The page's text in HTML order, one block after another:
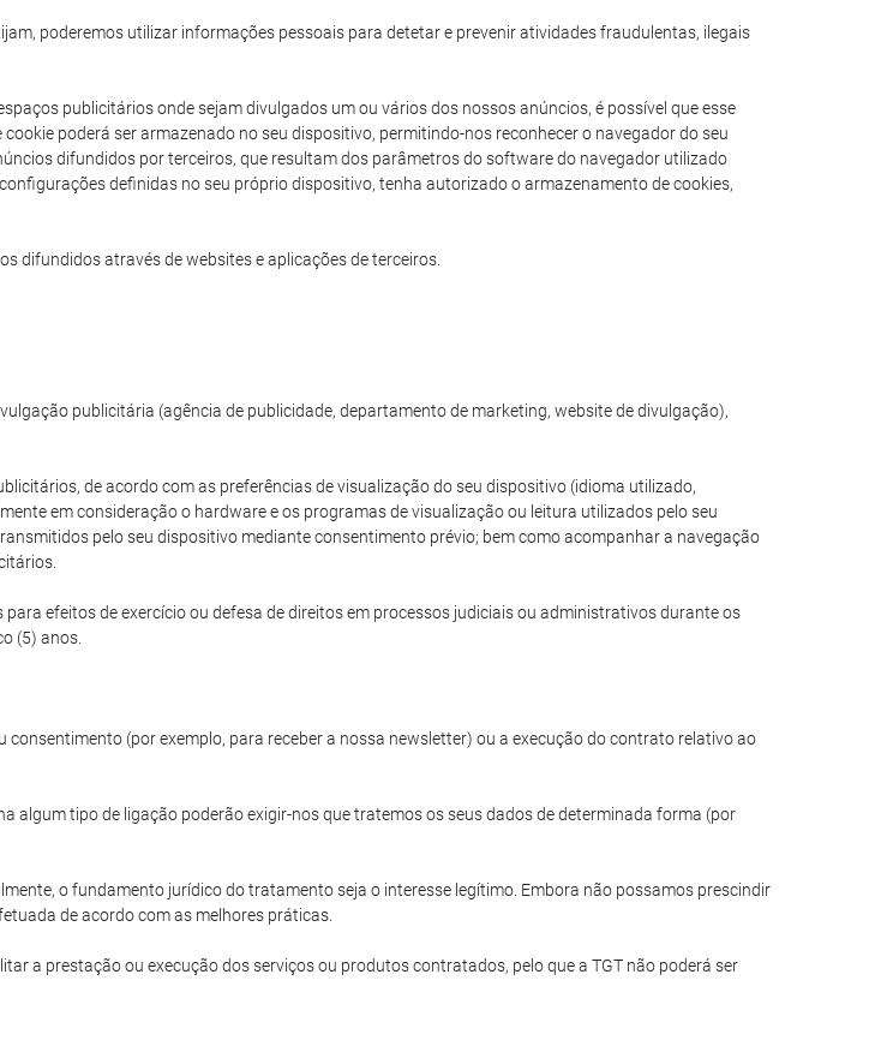
poderemos utilizar informações pessoais para detetar e prevenir atividades fraudulentas, ilegais
publicitários onde sejam divulgados um ou vários dos nossos anúncios, é possível que esse
poderá ser armazenado no seu dispositivo, permitindo-nos reconhecer o navegador do seu
difundidos por terceiros, que resultam dos parâmetros do software do navegador utilizado
definidas no seu próprio dispositivo, tenha autorizado o armazenamento de cookies,
difundidos através de websites e aplicações de terceiros.
publicitária (agência de publicidade, departamento de marketing, website de divulgação),
de acordo com as preferências de visualização do seu dispositivo (idioma utilizado,
em consideração o hardware e os programas de visualização ou leitura utilizados pelo seu
pelo seu dispositivo mediante consentimento prévio; bem como acompanhar a navegação
efeitos de exercício ou defesa de direitos em processos judiciais ou administrativos durante os
(5) anos.
(por exemplo, para receber a nossa newsletter) ou a execução do contrato relativo ao
algum tipo de ligação poderão exigir-nos que tratemos os seus dados de determinada forma (por
o fundamento jurídico do tratamento seja o interesse legítimo. Embora não possamos prescindir
de acordo com as melhores práticas.
a prestação ou execução dos serviços ou produtos contratados, pelo que a TGT não poderá ser